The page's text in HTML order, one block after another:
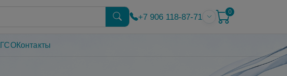
+7 906 118-87-71
0
ГСОКонтакты